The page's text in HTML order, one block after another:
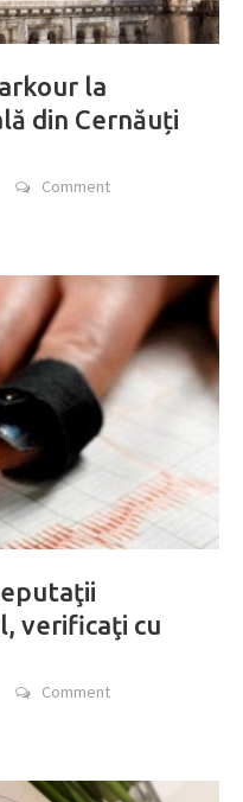
la
din Cernăuți
Comment
verificaţi cu
Comment